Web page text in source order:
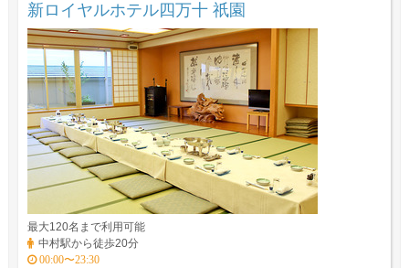
新ロイヤルホテル四万十 祇園
最大120名まで利用可能
中村駅から徒歩20分
00:00〜23:30